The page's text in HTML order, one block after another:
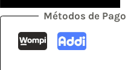
Métodos de